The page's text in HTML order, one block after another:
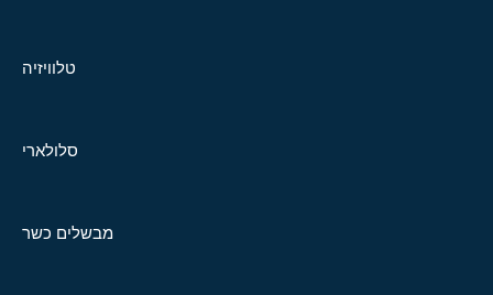
טלוויזיה
סלולארי
מבשלים כשר